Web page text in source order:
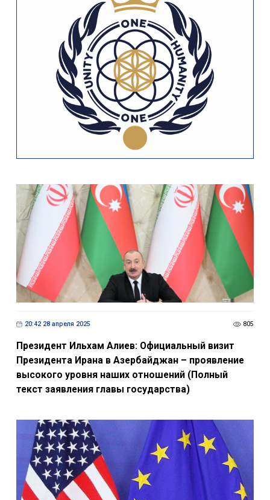
20:42 28 апреля 2025 805
Президент Ильхам Алиев: Официальный визит
Президента Ирана в Азербайджан – проявление
высокого уровня наших отношений (Полный
текст заявления главы государства)